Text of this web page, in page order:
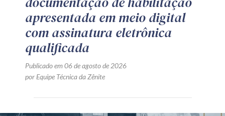
apresentada em meio digital
com assinatura eletrônica
qualificada
Publicado em 06 de agosto de 2026
por Equipe Técnica da Zênite